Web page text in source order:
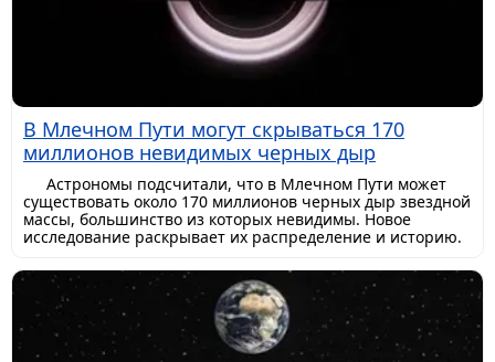
В Млечном Пути могут скрываться 170
миллионов невидимых черных дыр
Астрономы подсчитали, что в Млечном Пути может
существовать около 170 миллионов черных дыр звездной
массы, большинство из которых невидимы. Новое
исследование раскрывает их распределение и историю.